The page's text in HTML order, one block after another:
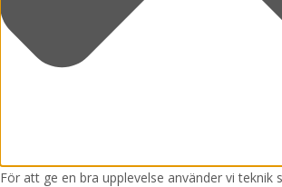
För att ge en bra upplevelse använder vi